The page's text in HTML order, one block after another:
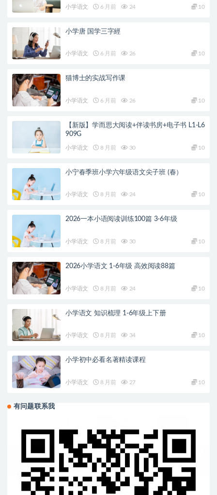
小学语文 6 月前 24 10
小学唐 国学三字經
小学语文 6 月前 26 10
猫博士的实战写作课
小学语文 6 月前 26 10
【新版】学而思大阅读+伴读书房+电子书 L1-L6
909G
小学语文 8 月前 30 10
小宁春季班小学六年级语文尖子班 (春）
小学语文 8 月前 24 10
2026一本小语阅读训练100篇 3-6年级
小学语文 8 月前 30 10
2026小学语文 1-6年级 高效阅读88篇
小学语文 8 月前 24 10
小学语文 知识梳理 1-6年级上下册
小学语文 8 月前 34 10
小学初中必看名著精读课程
小学语文 8 月前 27 10
有问题联系我